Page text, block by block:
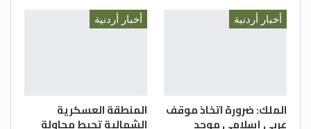
أخبار أردنية
الملك: ضرورة اتخاذ موقف
عربي إسلامي موحد
أخبار أردنية
المنطقة العسكرية
الشمالية تحبط محاولة